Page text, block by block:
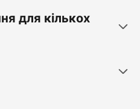
для кількох